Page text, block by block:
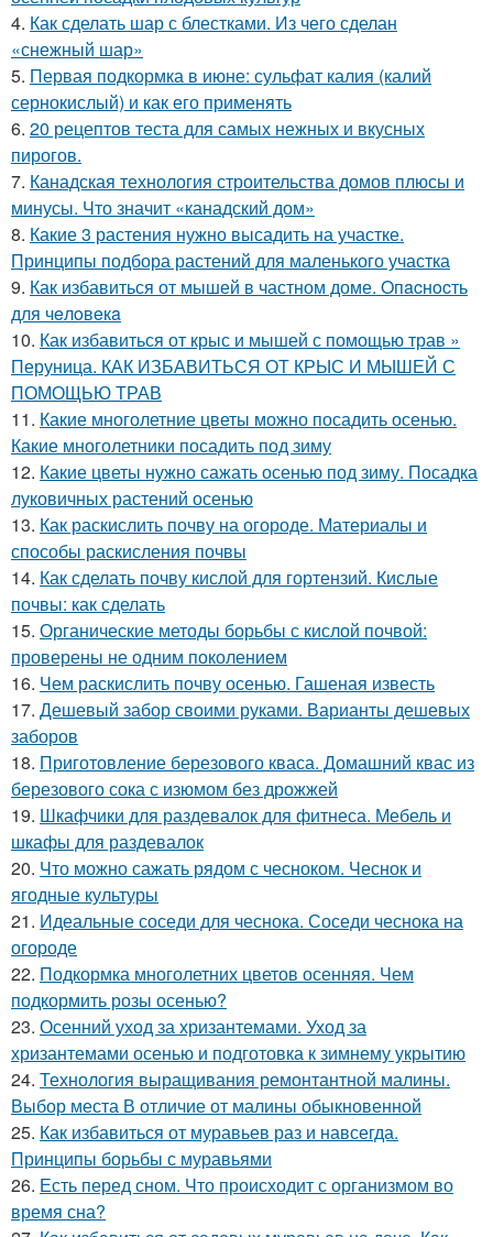
4. Как сделать шар с блестками. Из чего сделан
«снежный шар»
5. Первая подкормка в июне: сульфат калия (калий
сернокислый) и как его применять
6. 20 рецептов теста для самых нежных и вкусных
пирогов.
7. Канадская технология строительства домов плюсы и
минусы. Что значит «канадский дом»
8. Какие 3 растения нужно высадить на участке.
Принципы подбора растений для маленького участка
9. Как избавиться от мышей в частном доме. Oпacнocть
для чeлoвeкa
10. Как избавиться от крыс и мышей с помощью трав »
Перуница. КАК ИЗБАВИТЬСЯ ОТ КРЫС И МЫШЕЙ С
ПОМОЩЬЮ ТРАВ
11. Какие многолетние цветы можно посадить осенью.
Какие многолетники посадить под зиму
12. Какие цветы нужно сажать осенью под зиму. Посадка
луковичных растений осенью
13. Как раскислить почву на огороде. Материалы и
способы раскисления почвы
14. Как сделать почву кислой для гортензий. Кислые
почвы: как сделать
15. Органические методы борьбы с кислой почвой:
проверены не одним поколением
16. Чем раскислить почву осенью. Гашеная известь
17. Дешевый забор своими руками. Варианты дешевых
заборов
18. Приготовление березового кваса. Домашний квас из
березового сока с изюмом без дрожжей
19. Шкафчики для раздевалок для фитнеса. Мебель и
шкафы для раздевалок
20. Что можно сажать рядом с чесноком. Чеснок и
ягодные культуры
21. Идеальные соседи для чеснока. Соседи чеснока на
огороде
22. Подкормка многолетних цветов осенняя. Чем
подкормить розы осенью?
23. Осенний уход за хризантемами. Уход за
хризантемами осенью и подготовка к зимнему укрытию
24. Технология выращивания ремонтантной малины.
Выбор места В отличие от малины обыкновенной
25. Как избавиться от муравьев раз и навсегда.
Принципы борьбы с муравьями
26. Есть перед сном. Что происходит с организмом во
время сна?